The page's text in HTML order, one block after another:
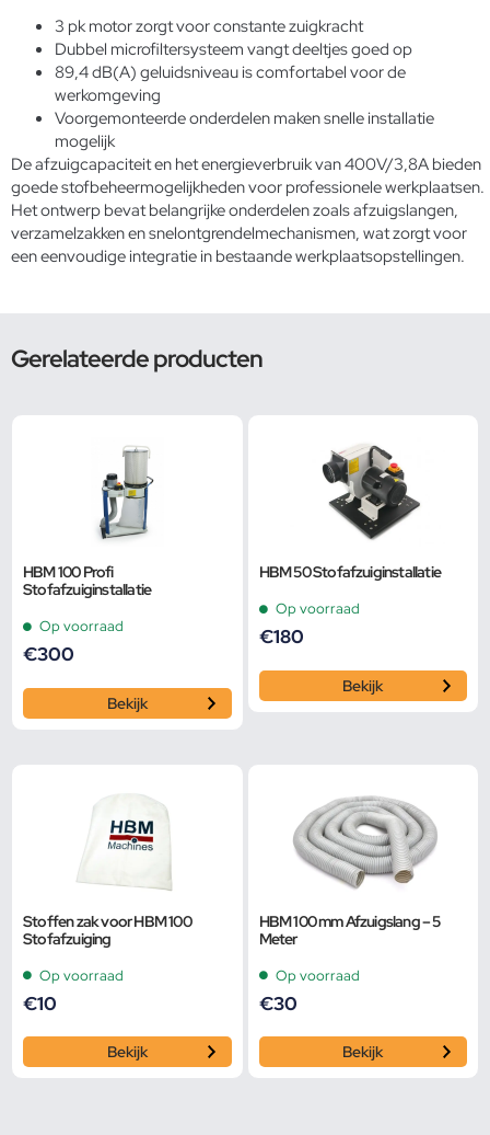
3 pk motor zorgt voor constante zuigkracht
Dubbel microfiltersysteem vangt deeltjes goed op
89,4 dB(A) geluidsniveau is comfortabel voor de
werkomgeving
Voorgemonteerde onderdelen maken snelle installatie
mogelijk
De afzuigcapaciteit en het energieverbruik van 400V/3,8A bieden
goede stofbeheermogelijkheden voor professionele werkplaatsen.
Het ontwerp bevat belangrijke onderdelen zoals afzuigslangen,
verzamelzakken en snelontgrendelmechanismen, wat zorgt voor
een eenvoudige integratie in bestaande werkplaatsopstellingen.
Gerelateerde producten
HBM 100 Profi
Stofafzuiginstallatie
Op voorraad
€300
Bekijk
HBM 50 Stofafzuiginstallatie
Op voorraad
€180
Bekijk
Stoffen zak voor HBM 100
Stofafzuiging
Op voorraad
€10
Bekijk
HBM 100 mm Afzuigslang – 5
Meter
Op voorraad
€30
Bekijk